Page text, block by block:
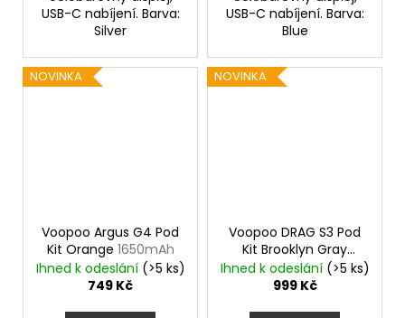
USB-C nabíjení. Barva:
Silver
USB-C nabíjení. Barva:
Blue
NOVINKA
Voopoo Argus G4 Pod
Kit Orange 1650mAh
Ihned k odeslání (>5 ks)
749 Kč
NOVINKA
Voopoo DRAG S3 Pod
Kit Brooklyn Gray
3000mAh
Ihned k odeslání (>5 ks)
999 Kč